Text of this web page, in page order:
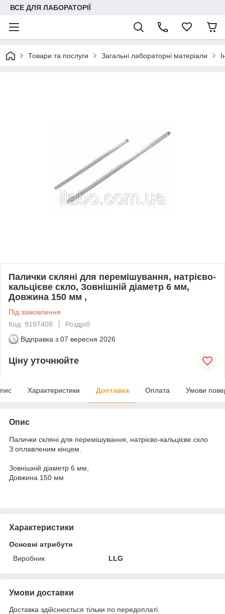
ВСЕ ДЛЯ ЛАБОРАТОРІЇ
Товари та послуги Загальні лабораторні матеріали
Палички скляні для перемішування, натрієво-
кальцієве скло, Зовнішній діаметр 6 мм,
Довжина 150 мм ,
Під замовлення
Код: 9197408
Роздріб
Відправка з 07 вересня 2026
Ціну уточнюйте
Характеристики Доставка Оплата Умови
Опис
Палички скляні для перемішування, натрієво-кальцієве скло
З оплавленим кінцем.
Зовнішній діаметр 6 мм,
Довжина 150 мм
Характеристики
Основні атрибути
Виробник
LLG
Умови доставки
Доставка здійснюється тільки по передоплаті.